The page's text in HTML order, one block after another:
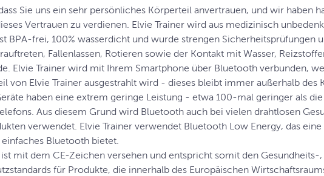
Sie uns ein sehr persönliches Körperteil anvertrauen, und wir haben
Vertrauen zu verdienen. Elvie Trainer wird aus medizinisch
BPA-frei, 100% wasserdicht und wurde strengen Sicherheitsprüfungen
Fallenlassen, Rotieren sowie der Kontakt mit Wasser,
Elvie Trainer wird mit Ihrem Smartphone über Bluetooth verbunden,
von Elvie Trainer ausgestrahlt wird - dieses bleibt immer außerhalb des
haben eine extrem geringe Leistung - etwa 100-mal geringer als
Aus diesem Grund wird Bluetooth auch bei vielen drahtlosen
verwendet. Elvie Trainer verwendet Bluetooth Low Energy, das
einfaches Bluetooth bietet.
ist mit dem CE-Zeichen versehen und entspricht somit den Gesundheits-
für Produkte, die innerhalb des Europäischen